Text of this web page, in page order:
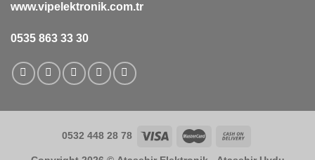
www.vipelektronik.com.tr
0535 863 33 30
0532 448 28 78